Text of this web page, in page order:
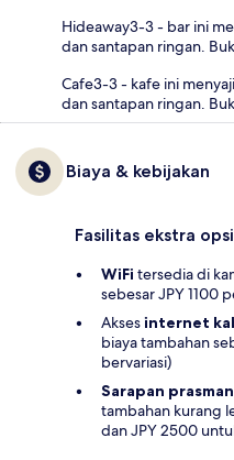
Hideaway3-3 - bar ini
dan santapan ringan.
Cafe3-3 - kafe ini
dan santapan ringan.
Biaya & kebijakan
Fasilitas ekstra
WiFi tersedia di
sebesar JPY 1100
Aksesinternet
biaya tambahan
bervariasi)
Sarapan
tambahan kurang
dan JPY 2500